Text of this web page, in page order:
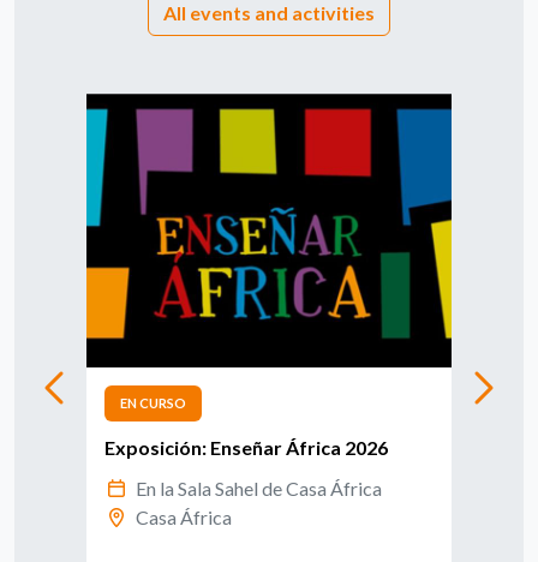
All events and activities
EN CURSO
Exposición: Enseñar África 2026
En la Sala Sahel de Casa África
Casa África